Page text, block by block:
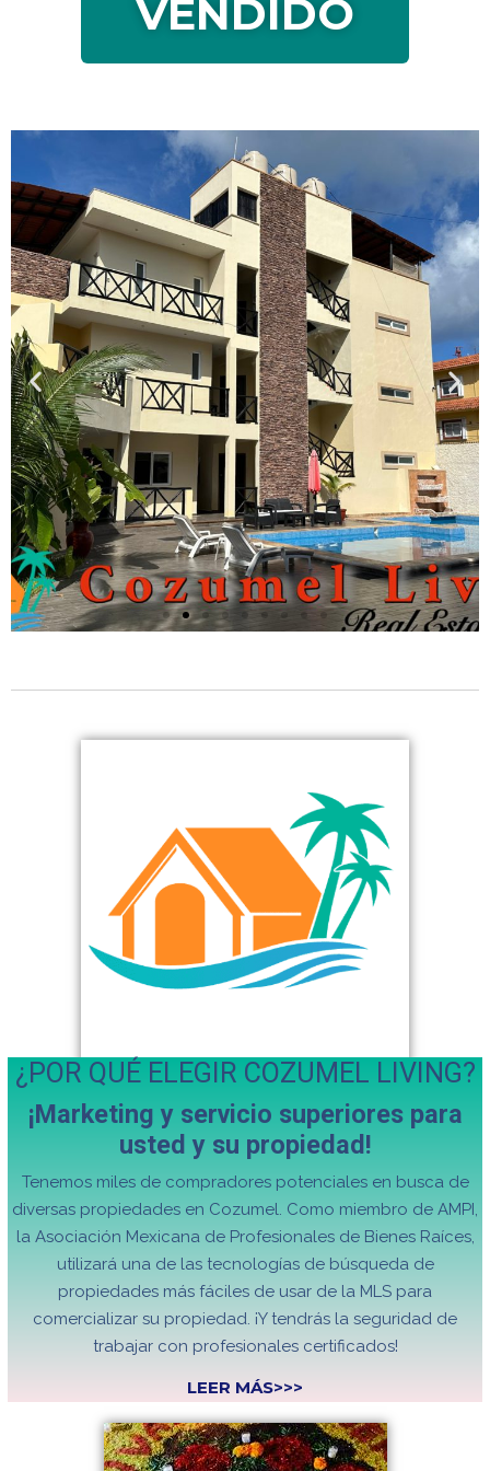
VILLAS
NEPTUNO
CONDO
OCEANO #2
VENDIDO
¡Marketing y servicio superiores para
usted y su propiedad!
Tenemos miles de compradores potenciales en busca de
diversas propiedades en Cozumel. Como miembro de AMPI,
la Asociación Mexicana de Profesionales de Bienes Raíces,
utilizará una de las tecnologías de búsqueda de
propiedades más fáciles de usar de la MLS para
LEER MÁS>>>
Fri, Nov 1, 2024 – Sat, Nov 2, 2024
or Day of the Dead, along with the rest of
Mexico.
Held on the first and second day of